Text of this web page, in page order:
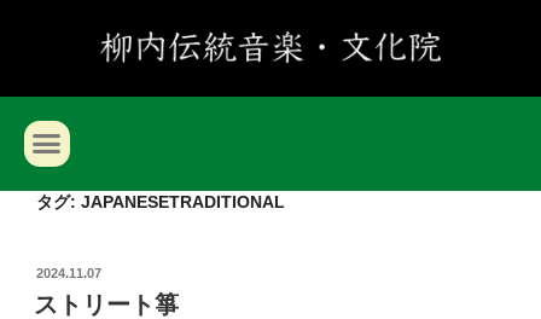
タグ: JAPANESETRADITIONAL
2024.11.07
ストリート箏